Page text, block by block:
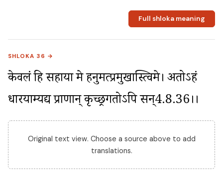
Full shloka meaning
SHLOKA 36 →
केवलं हि सहाया मे हनुमत्प्रमुखास्त्विमे। अतोऽहं
धारयाम्यद्य प्राणान् कृच्छ्रगतोऽपि सन्4.8.36।।
Original text view. Choose a source above to add
translations.